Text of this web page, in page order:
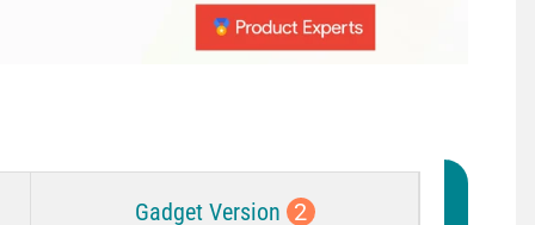
Gadget Version 2